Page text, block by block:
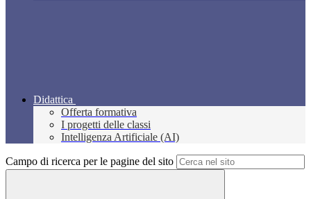
Didattica
Offerta formativa
I progetti delle classi
Intelligenza Artificiale (AI)
Campo di ricerca per le pagine del sito